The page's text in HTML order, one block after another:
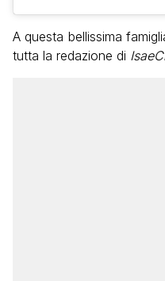
A questa bellissima
tutta la redazione di